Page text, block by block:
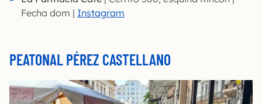
Fecha dom | Instagram
PEATONAL PÉREZ CASTELLANO